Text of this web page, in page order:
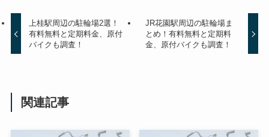
上桂駅周辺の駐輪場2選！
有料無料と定期料金、原付
バイクも調査！
JR花園駅周辺の駐輪場ま
とめ！有料無料と定期料
金、原付バイクも調査！
関連記事